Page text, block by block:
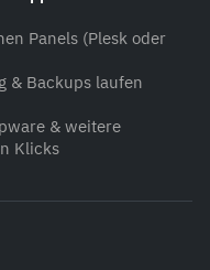
Panels (Plesk oder
& Backups laufen
& weitere
Klicks